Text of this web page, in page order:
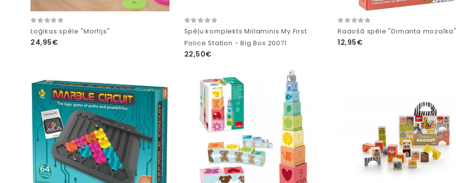
Loģikas spēle "Morfijs"
24,95€
Spēļu komplekts Millaminis My First
Police Station - Big Box 20071
22,50€
Radošā spēle "Dimanta mozaīka"
12,95€